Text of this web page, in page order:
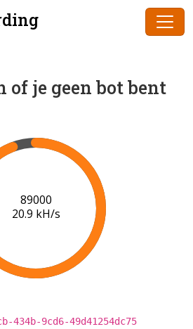
of je geen bot bent
91000
21.0 kH/s
434b-9cd6-49d41254dc75